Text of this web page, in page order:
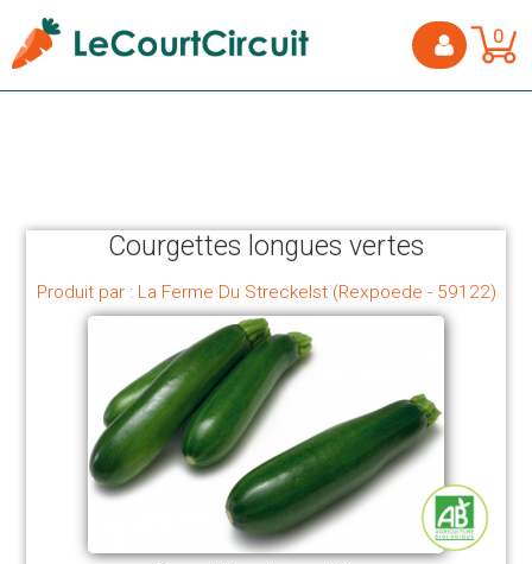
0
Courgettes longues vertes
Produit par : La Ferme Du Streckelst (Rexpoede - 59122)